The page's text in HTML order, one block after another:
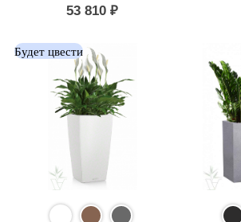
53 810₽
Будет цвести